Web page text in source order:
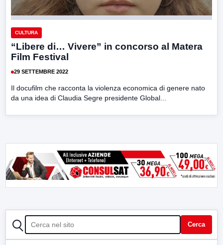
CULTURA
“Libere di… Vivere” in concorso al Matera
Film Festival
29 SETTEMBRE 2022
Il docufilm che racconta la violenza economica di genere nato
da una idea di Claudia Segre presidente Global...
CERCA Cerca